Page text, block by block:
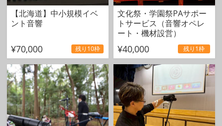
【北海道】中小規模イベ
ント音響
¥70,000 残り10枠
文化祭・学園祭PAサポー
トサービス（音響オペレ
ート・機材設営）
¥40,000 残り1枠